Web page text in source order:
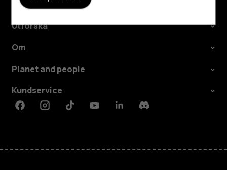
Utforska
Om
Planet and people
Kundservice
FacebookInstagramTiktokYoutubeLinkedinDiscord